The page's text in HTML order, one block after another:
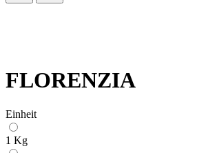
FLORENZIA
Einheit
1 Kg